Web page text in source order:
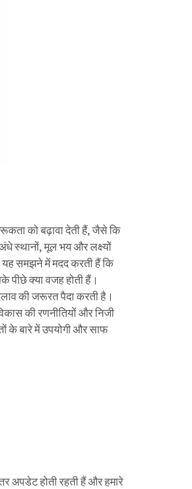
को बढ़ावा देती हैं, जैसे कि
स्थानों, मूल भय और लक्ष्यों
समझने में मदद करती हैं कि
पीछे क्या वजह होती हैं।
की जरूरत पैदा करती है।
विकास की रणनीतियों और निजी
के बारे में उपयोगी और साफ
अपडेट होती रहती हैं और हमारे